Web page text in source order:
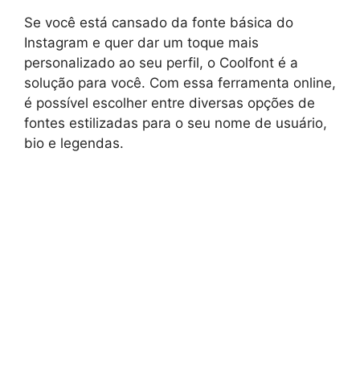
Se você está cansado da fonte básica do
Instagram e quer dar um toque mais
personalizado ao seu perfil, o Coolfont é a
solução para você. Com essa ferramenta online,
é possível escolher entre diversas opções de
fontes estilizadas para o seu nome de usuário,
bio e legendas.